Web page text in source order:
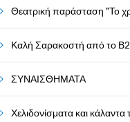
Θεατρική παράσταση "Το
Καλή Σαρακοστή από το
ΣΥΝΑΙΣΘΗΜΑΤΑ
Χελιδονίσματα και